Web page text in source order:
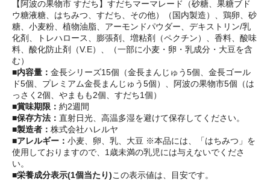
【阿波の果物市 すだち】すだちマーマレード（砂糖、果糖ブド
ウ糖液糖、はちみつ、すだち、その他）（国内製造）、鶏卵、砂
糖、小麦粉、植物油脂、アーモンドパウダー、デキストリン/乳
化剤、トレハロース、膨張剤、増粘剤（ペクチン）、香料、酸味
料、酸化防止剤（V.E）、（一部に小麦・卵・乳成分・大豆を含
む）
■内容量： 金長シリーズ15個（金長まんじゅう5個、金長ゴール
ド5個、プレミアム金長まんじゅう5個）、阿波の果物市5個（は
っさく2個、やまもも2個、すだち1個）
■賞味期限： 約2週間
■保存方法： 直射日光、高温多湿を避けて保存してください。
■製造者： 株式会社ハレルヤ
■アレルギー： 小麦、卵、乳、大豆 ※本品には、「はちみつ」を
使用しておりますので、1歳未満の乳児には与えないでくださ
い。
■栄養成分表示(1個当たり)この表示値は、目安です。